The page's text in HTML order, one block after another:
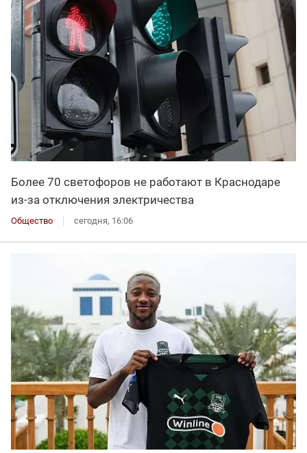
Более 70 светофоров не работают в Краснодаре
из-за отключения электричества
Общество сегодня, 16:06